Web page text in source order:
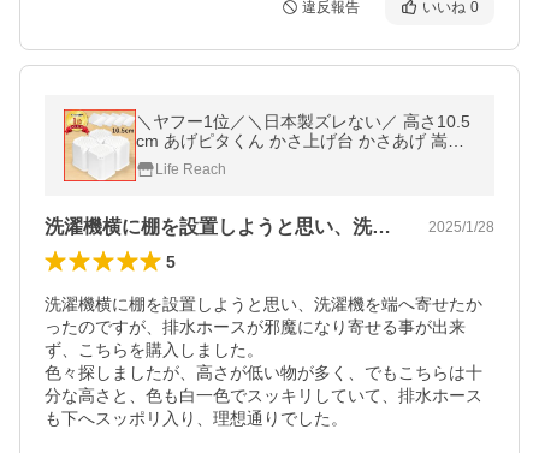
違反報告 いいね 0
＼ヤフー1位／＼日本製ズレない／ 高さ10.5
cm あげピタくん かさ上げ台 かさあげ 嵩上
げ 底上げ 洗濯機 台 置台 置き台 脚 足 防震
防振 ゴム 防水パン
Life Reach
洗濯機横に棚を設置しようと思い、洗濯機… 2025/1/28
5
洗濯機横に棚を設置しようと思い、洗濯機を端へ寄せたか
ったのですが、排水ホースが邪魔になり寄せる事が出来
ず、こちらを購入しました。
色々探しましたが、高さが低い物が多く、でもこちらは十
分な高さと、色も白一色でスッキリしていて、排水ホース
も下へスッポリ入り、理想通りでした。